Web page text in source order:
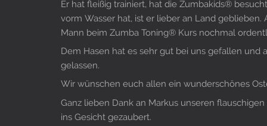
Er hat fleißig trainiert, hat die Zumbakids®
vorm Wasser hat, ist er lieber an Land
Mann beim Zumba Toning® Kurs nochmal
Dem Hasen hat es sehr gut bei uns gefallen und
gelassen.
Wir wünschen euch allen ein wunderschönes
Ganz lieben Dank an Markus unseren
ins Gesicht gezaubert.